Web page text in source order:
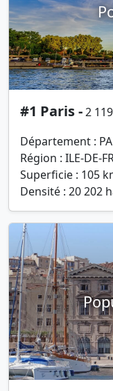
#1 Paris -2
Département :
Région : ILE-DE-
Superficie : 105
Densité : 20 202